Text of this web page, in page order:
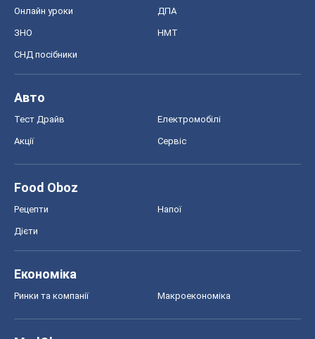
Онлайн уроки ДПА
ЗНО НМТ
СНД посібники
Авто
Тест Драйв Електромобілі
Акції Сервіс
Food Oboz
Рецепти Напої
Дієти
Економіка
Ринки та компанії Макроекономіка